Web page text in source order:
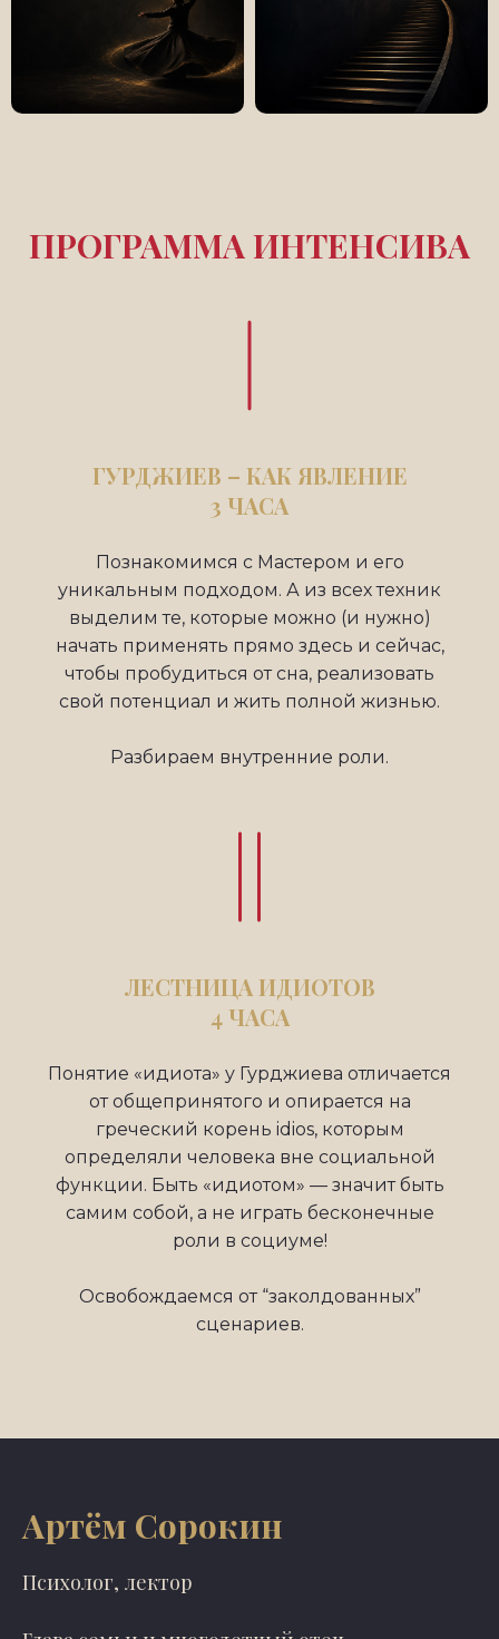
ПРОГРАММА ИНТЕНСИВА
ГУРДЖИЕВ – КАК ЯВЛЕНИЕ
3 ЧАСА
Познакомимся с Мастером и его
уникальным подходом. А из всех техник
выделим те, которые можно (и нужно)
начать применять прямо здесь и сейчас,
чтобы пробудиться от сна, реализовать
свой потенциал и жить полной жизнью.
Разбираем внутренние роли.
ЛЕСТНИЦА ИДИОТОВ
4 ЧАСА
Понятие «идиота» у Гурджиева отличается
от общепринятого и опирается на
греческий корень idios, которым
определяли человека вне социальной
функции. Быть «идиотом» — значит быть
самим собой, а не играть бесконечные
роли в социуме!
Освобождаемся от “заколдованных”
сценариев.
Артём Сорокин
Психолог, лектор